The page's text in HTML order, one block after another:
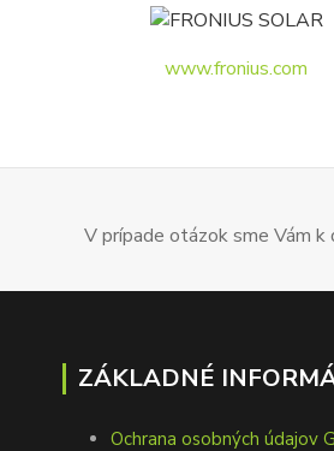
www.fronius.com
V prípade otázok sme Vám
ZÁKLADNÉ
Ochrana osobných údajov